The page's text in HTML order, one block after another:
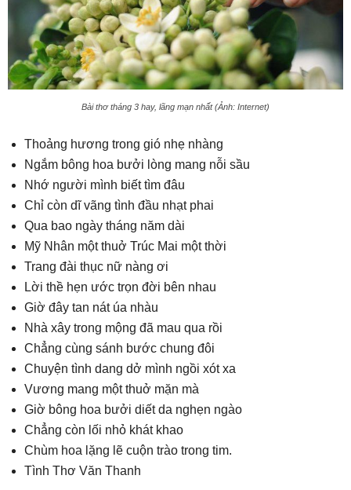
Bài thơ tháng 3 hay, lãng mạn nhất (Ảnh: Internet)
Thoảng hương trong gió nhẹ nhàng
Ngắm bông hoa bưởi lòng mang nỗi sầu
Nhớ người mình biết tìm đâu
Chỉ còn dĩ vãng tình đầu nhạt phai
Qua bao ngày tháng năm dài
Mỹ Nhân một thuở Trúc Mai một thời
Trang đài thục nữ nàng ơi
Lời thề hẹn ước trọn đời bên nhau
Giờ đây tan nát úa nhàu
Nhà xây trong mộng đã mau qua rồi
Chẳng cùng sánh bước chung đôi
Chuyện tình dang dở mình ngồi xót xa
Vương mang một thuở mặn mà
Giờ bông hoa bưởi diết da nghẹn ngào
Chẳng còn lối nhỏ khát khao
Chùm hoa lặng lẽ cuộn trào trong tim.
Tình Thơ Văn Thanh